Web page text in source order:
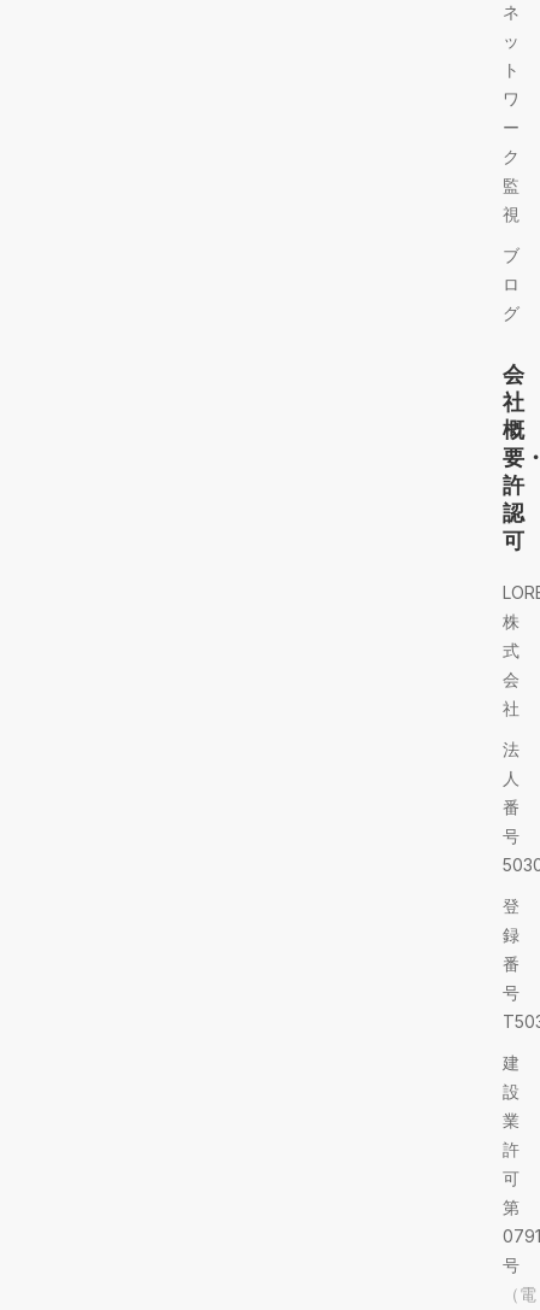
ネ
ッ
ト
ワ
ー
ク
監
視
ブ
ロ
グ
会
社
概
要
許
認
可
株
式
会
社
法
人
番
号
登
録
番
号
建
設
業
許
可
第
号
（電